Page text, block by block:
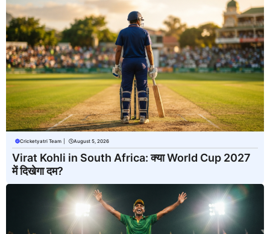
Cricketyatri Team August 5, 2026
Virat Kohli in South Africa: क्या World Cup 2027
में दिखेगा दम?